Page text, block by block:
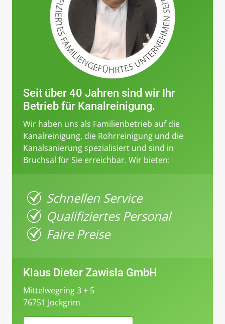
Seit über 40 Jahren sind wir Ihr
Betrieb für Kanalreinigung.
Wir haben uns als Familienbetrieb auf die
Kanalreinigung, die Rohrreinigung und die
Kanalsanierung spezialisiert und sind in
Bruchsal für Sie erreichbar. Wir bieten:
Schnellen Service
Qualifiziertes Personal
Faire Preise
Klaus Dieter Zawisla GmbH
Mittelwegring 3 + 5
76751 Jockgrim